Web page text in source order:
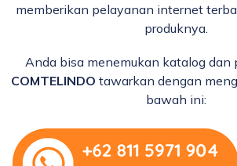
memberikan pelayanan internet
produknya.
Anda bisa menemukan katalog dan
COMTELINDO tawarkan dengan
bawah ini: